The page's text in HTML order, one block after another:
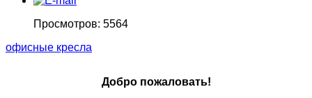
Просмотров: 5564
офисные кресла
Добро пожаловать!